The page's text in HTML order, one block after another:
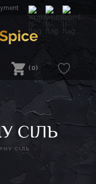
(0)
СІЛЬ
СІЛЬ